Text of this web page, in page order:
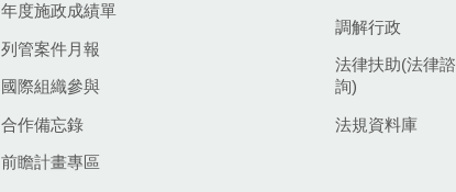
年度施政成績單
列管案件月報
國際組織參與
合作備忘錄
前瞻計畫專區
調解行政
法律扶助(法律諮
詢)
法規資料庫